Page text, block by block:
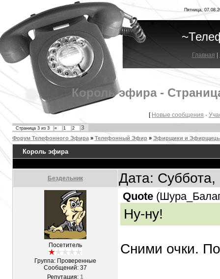
Пятница,
Главная
Король эфира -
[ Новые сообщения ·
Страница 3из 3 « 1 2 3
Форум Телефонного Эфира » Телефонный Эфир » Эфирщики и
Король эфира
Бездельник Дата:
Посетитель
Группа: Проверенные
Сообщений: 37
Репутация: 1
Quote(
Ну-ну!
Сними очки.